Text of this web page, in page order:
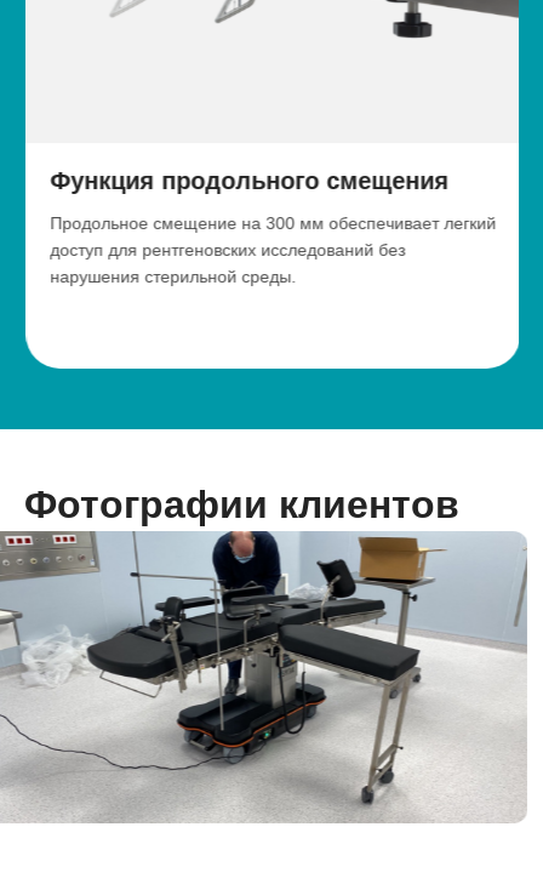
Функция продольного смещения
Продольное смещение на 300 мм обеспечивает легкий
доступ для рентгеновских исследований без
нарушения стерильной среды.
Фотографии клиентов